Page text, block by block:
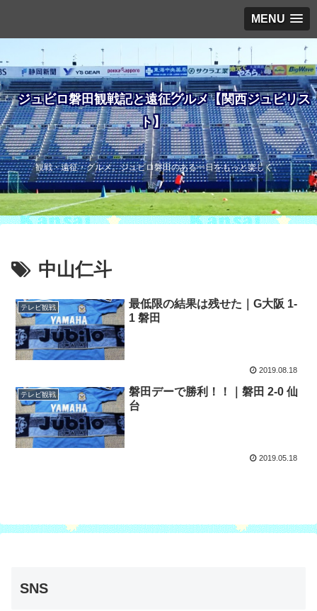
MENU
ジュビロ磐田観戦記と遠征グルメ【関西ジュビリス
ト】
観戦・遠征・グルメ。ジュビロ磐田のある一日をもっと楽しく。
中山仁斗
テレビ観戦
最低限の結果は残せた｜G大阪 1-
1 磐田
2019.08.18
テレビ観戦
磐田デーで勝利！！｜磐田 2-0 仙
台
2019.05.18
SNS